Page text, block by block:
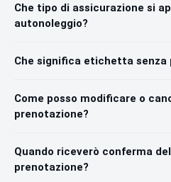
Che tipo di assicurazione si
autonoleggio?
Che significa etichetta senza
Come posso modificare o
prenotazione?
Quando riceverò conferma
prenotazione?